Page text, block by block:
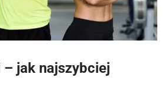
– jak najszybciej